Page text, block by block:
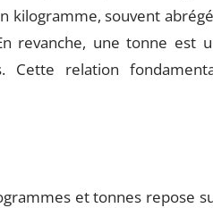
kilogramme, souvent
revanche, une tonne est
Cette relation
et tonnes repose